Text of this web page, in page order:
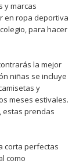
y marcas
en ropa deportiva
para hacer
la mejor
niñas se incluye
y
meses estivales.
estas prendas
corta perfectas
como